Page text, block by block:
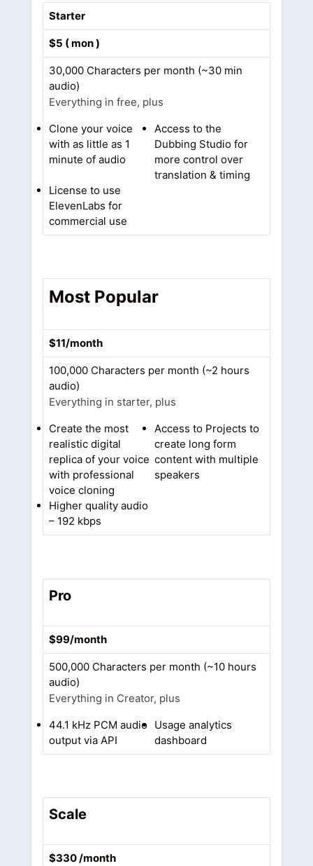
Starter
$5 ( mon )
30,000 Characters per month (~30 min
audio)
Everything in free, plus
Clone your voice
with as little as 1
minute of audio
Access to the
Dubbing Studio for
more control over
translation & timing
License to use
ElevenLabs for
commercial use
Most Popular
$11/month
100,000 Characters per month (~2 hours
audio)
Everything in starter, plus
Create the most
realistic digital
replica of your voice
with professional
voice cloning
Access to Projects to
create long form
content with multiple
speakers
Higher quality audio
– 192 kbps
Pro
$99/month
500,000 Characters per month (~10 hours
audio)
Everything in Creator, plus
44.1 kHz PCM audio
output via API
Usage analytics
dashboard
Scale
$330 /month